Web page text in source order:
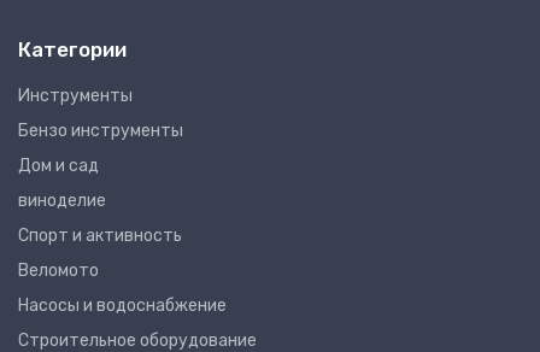
Категории
Инструменты
Бензо инструменты
Дом и сад
виноделие
Спорт и активность
Веломото
Насосы и водоснабжение
Строительное оборудование